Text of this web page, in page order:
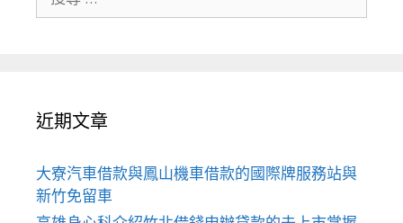
近期文章
大寮汽車借款與鳳山機車借款的國際牌服務站與
新竹免留車